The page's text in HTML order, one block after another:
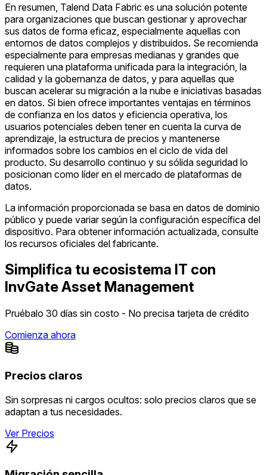
En resumen, Talend Data Fabric es una solución potente
para organizaciones que buscan gestionar y aprovechar
sus datos de forma eficaz, especialmente aquellas con
entornos de datos complejos y distribuidos. Se recomienda
especialmente para empresas medianas y grandes que
requieren una plataforma unificada para la integración, la
calidad y la gobernanza de datos, y para aquellas que
buscan acelerar su migración a la nube e iniciativas basadas
en datos. Si bien ofrece importantes ventajas en términos
de confianza en los datos y eficiencia operativa, los
usuarios potenciales deben tener en cuenta la curva de
aprendizaje, la estructura de precios y mantenerse
informados sobre los cambios en el ciclo de vida del
producto. Su desarrollo continuo y su sólida seguridad lo
posicionan como líder en el mercado de plataformas de
datos.
La información proporcionada se basa en datos de dominio
público y puede variar según la configuración específica del
dispositivo. Para obtener información actualizada, consulte
los recursos oficiales del fabricante.
Simplifica tu ecosistema IT con
InvGate Asset Management
Pruébalo 30 días sin costo - No precisa tarjeta de crédito
Comienza ahora
Precios claros
Sin sorpresas ni cargos ocultos: solo precios claros que se
adaptan a tus necesidades.
Ver Precios